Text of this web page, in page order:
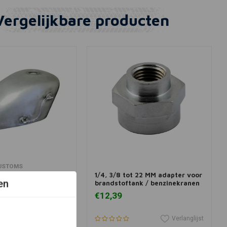
producten
1/4, 3/8 tot 22 MM adapter voor
brandstoftank / benzinekranen
€12,39
Verlanglijst